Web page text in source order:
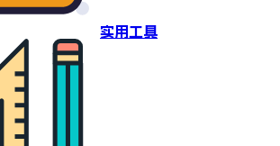
实用工具